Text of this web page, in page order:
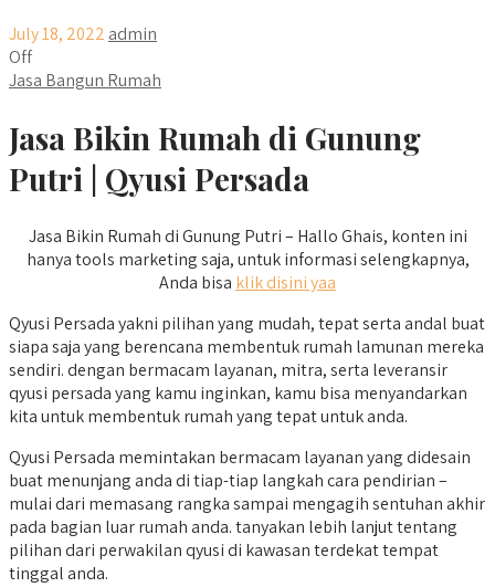
July 18, 2022 admin
Off
Jasa Bangun Rumah
Jasa Bikin Rumah di Gunung
Putri | Qyusi Persada
Jasa Bikin Rumah di Gunung Putri – Hallo Ghais, konten ini
hanya tools marketing saja, untuk informasi selengkapnya,
Anda bisa klik disini yaa
Qyusi Persada yakni pilihan yang mudah, tepat serta andal buat
siapa saja yang berencana membentuk rumah lamunan mereka
sendiri. dengan bermacam layanan, mitra, serta leveransir
qyusi persada yang kamu inginkan, kamu bisa menyandarkan
kita untuk membentuk rumah yang tepat untuk anda.
Qyusi Persada memintakan bermacam layanan yang didesain
buat menunjang anda di tiap-tiap langkah cara pendirian –
mulai dari memasang rangka sampai mengagih sentuhan akhir
pada bagian luar rumah anda. tanyakan lebih lanjut tentang
pilihan dari perwakilan qyusi di kawasan terdekat tempat
tinggal anda.